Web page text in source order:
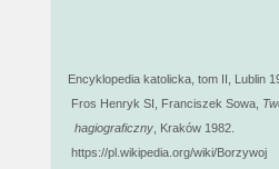
Encyklopedia katolicka, tom II, Lublin
Fros Henryk SI, Franciszek Sowa,
hagiograficzny Kraków 1982.
https://pl.wikipedia.org/wiki/Borzywoj